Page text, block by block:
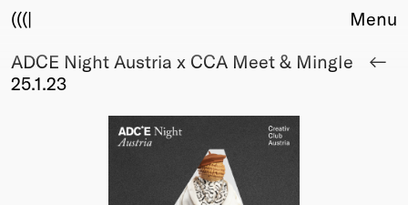
(((|
About
Club
Menu
ADCE Night Austria x CCA Meet & Mingle
25.1.23